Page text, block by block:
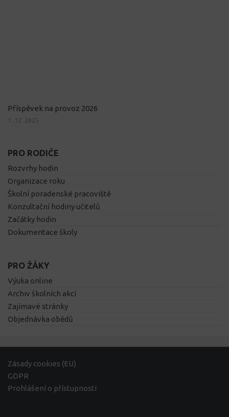
Příspěvek na provoz 2026
1. 12. 2025
PRO RODIČE
Rozvrhy hodin
Organizace roku
Školní poradenské pracoviště
Konzultační hodiny učitelů
Začátky hodin
Dokumentace školy
PRO ŽÁKY
Výuka online
Archiv školních akcí
Zajímavé stránky
Objednávka obědů
Zásady cookies (EU)
GDPR
Prohlášení o přístupnosti